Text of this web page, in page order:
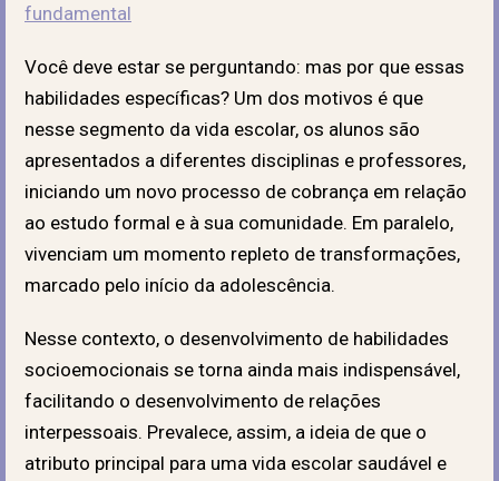
fundamental
Você deve estar se perguntando: mas por que essas
habilidades específicas? Um dos motivos é que
nesse segmento da vida escolar, os alunos são
apresentados a diferentes disciplinas e professores,
iniciando um novo processo de cobrança em relação
ao estudo formal e à sua comunidade. Em paralelo,
vivenciam um momento repleto de transformações,
marcado pelo início da adolescência.
Nesse contexto, o desenvolvimento de habilidades
socioemocionais se torna ainda mais indispensável,
facilitando o desenvolvimento de relações
interpessoais. Prevalece, assim, a ideia de que o
atributo principal para uma vida escolar saudável e